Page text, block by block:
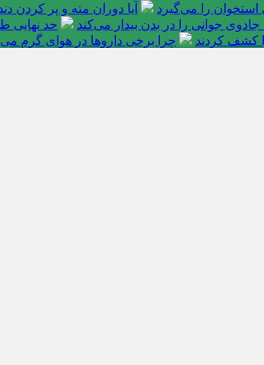
را می‌گیرد
آیا دوران مته و پر کردن
جوانی را در بدن بیدار می‌کند
حد نهایی
کشف کردند
چرا برخی داروها در هوای گرم